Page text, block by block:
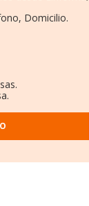
Domicilio.